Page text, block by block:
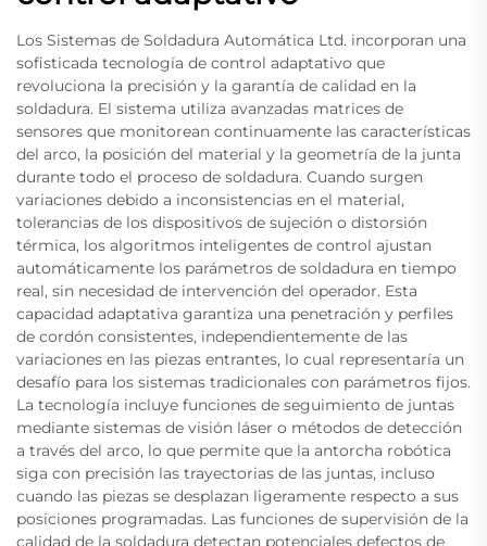
Los Sistemas de Soldadura Automática Ltd. incorporan una
sofisticada tecnología de control adaptativo que
revoluciona la precisión y la garantía de calidad en la
soldadura. El sistema utiliza avanzadas matrices de
sensores que monitorean continuamente las características
del arco, la posición del material y la geometría de la junta
durante todo el proceso de soldadura. Cuando surgen
variaciones debido a inconsistencias en el material,
tolerancias de los dispositivos de sujeción o distorsión
térmica, los algoritmos inteligentes de control ajustan
automáticamente los parámetros de soldadura en tiempo
real, sin necesidad de intervención del operador. Esta
capacidad adaptativa garantiza una penetración y perfiles
de cordón consistentes, independientemente de las
variaciones en las piezas entrantes, lo cual representaría un
desafío para los sistemas tradicionales con parámetros fijos.
La tecnología incluye funciones de seguimiento de juntas
mediante sistemas de visión láser o métodos de detección
a través del arco, lo que permite que la antorcha robótica
siga con precisión las trayectorias de las juntas, incluso
cuando las piezas se desplazan ligeramente respecto a sus
posiciones programadas. Las funciones de supervisión de la
calidad de la soldadura detectan potenciales defectos de